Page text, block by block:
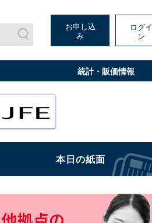
お申し込
み
ログイ
ン
統計・販価情報